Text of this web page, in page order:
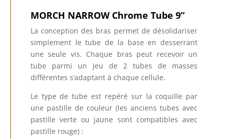
MORCH NARROW Chrome Tube 9”
La conception des bras permet de désolidariser
simplement le tube de la base en desserrant
une seule vis. Chaque bras peut recevoir un
tube parmi un jeu de 2 tubes de masses
différentes s’adaptant à chaque cellule.
Le type de tube est repéré sur la coquille par
une pastille de couleur (les anciens tubes avec
pastille verte ou jaune sont compatibles avec
pastille rouge) :